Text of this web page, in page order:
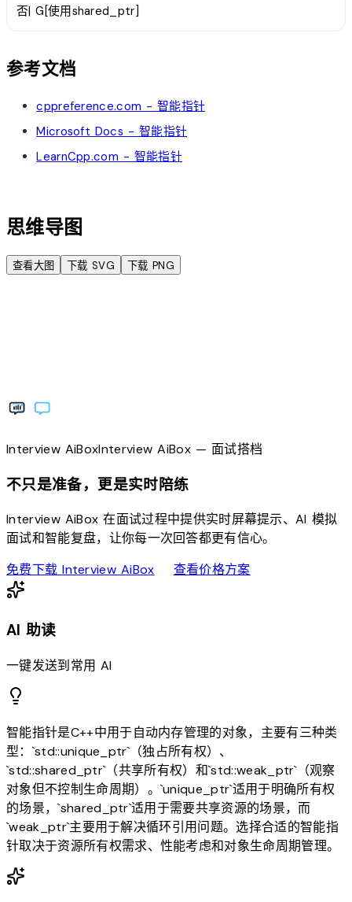
否| G[使用shared_ptr]
参考文档
cppreference.com - 智能指针
Microsoft Docs - 智能指针
LearnCpp.com - 智能指针
思维导图
查看大图 下载 SVG 下载 PNG
Interview AiBoxInterviewAiBox— 面试搭档
不只是准备，更是实时陪练
Interview AiBox 在面试过程中提供实时屏幕提示、AI 模拟
面试和智能复盘，让你每一次回答都更有信心。
免费下载 Interview AiBoxdownload查看价格方案sell
AI 助读
一键发送到常用 AI
智能指针是C++中用于自动内存管理的对象，主要有三种类
型：`std::unique_ptr`（独占所有权）、
`std::shared_ptr`（共享所有权）和`std::weak_ptr`（观察
对象但不控制生命周期）。`unique_ptr`适用于明确所有权
的场景，`shared_ptr`适用于需要共享资源的场景，而
`weak_ptr`主要用于解决循环引用问题。选择合适的智能指
针取决于资源所有权需求、性能考虑和对象生命周期管理。